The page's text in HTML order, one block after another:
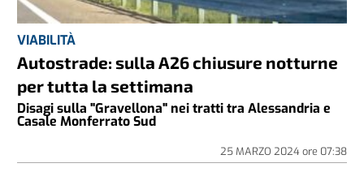
VIABILITÀ
Autostrade: sulla A26 chiusure notturne
per tutta la settimana
Disagi sulla "Gravellona" nei tratti tra Alessandria e
Casale Monferrato Sud
25 MARZO 2024ore 07:38